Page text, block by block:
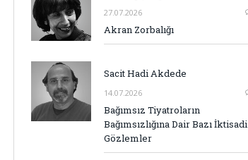
27.07.2026
Akran Zorbalığı
Sacit Hadi Akdede
14.07.2026
Bağımsız Tiyatroların
Bağımsızlığına Dair Bazı İktisadi
Gözlemler